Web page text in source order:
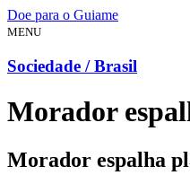
Doe para o Guiame
MENU
Sociedade / Brasil
Morador
Morador espalha